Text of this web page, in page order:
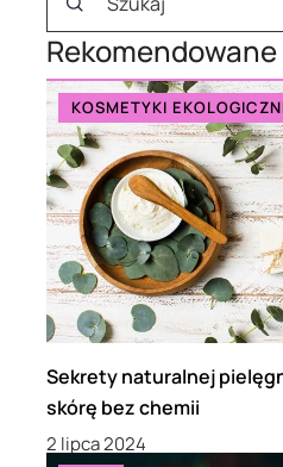
Rekomendowane
KOSMETYKI
Sekrety naturalnej
skórę bez chemii
2 lipca 2024